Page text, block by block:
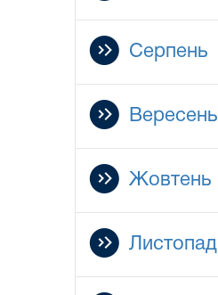
Серпень
Вересень
Жовтень
Листопад